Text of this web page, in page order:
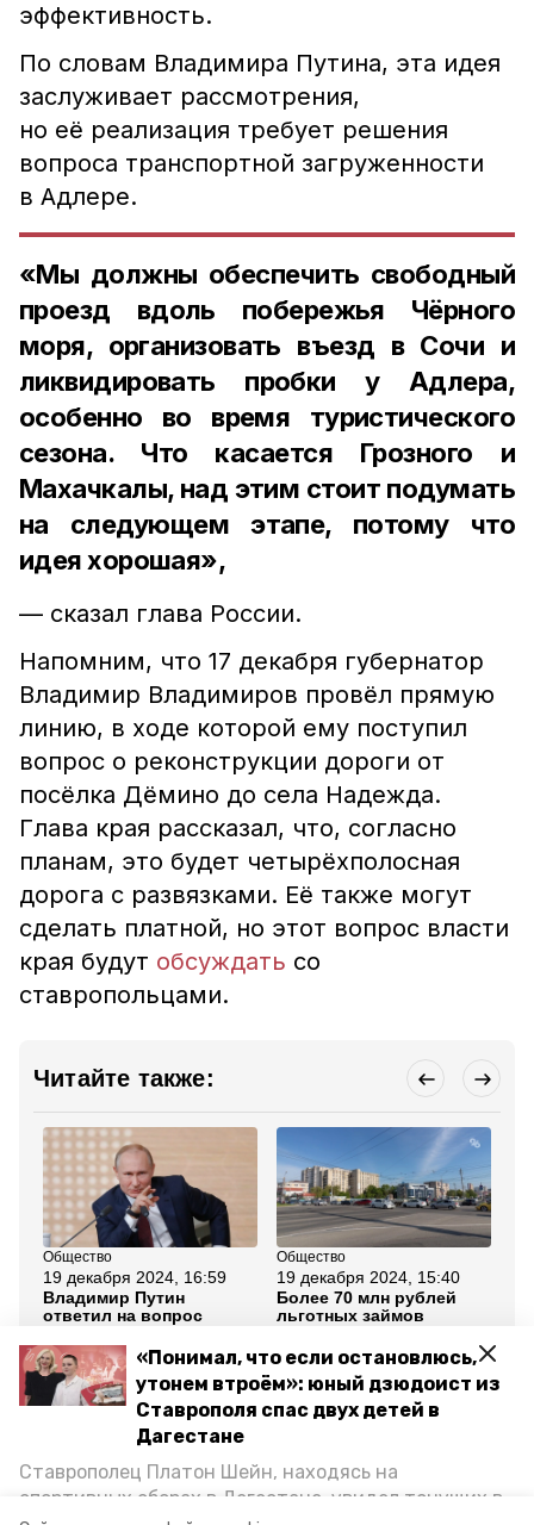
«Понимал, что если остановлюсь,
утонем втроём»: юный дзюдоист из
Ставрополя спас двух детей в
Дагестане
Ставрополец Платон Шейн, находясь на
спортивных сборах в Дегестане, увидел тонущих в
эффективность.
По словам Владимира Путина, эта идея
заслуживает рассмотрения,
но её реализация требует решения
вопроса транспортной загруженности
в Адлере.
«Мы должны обеспечить свободный
проезд вдоль побережья Чёрного
моря, организовать въезд в Сочи и
ликвидировать пробки у Адлера,
особенно во время туристического
сезона. Что касается Грозного и
Махачкалы, над этим стоит подумать
на следующем этапе, потому что
идея хорошая»,
— сказал глава России.
Напомним, что 17 декабря губернатор
Владимир Владимиров провёл прямую
линию, в ходе которой ему поступил
вопрос о реконструкции дороги от
посёлка Дёмино до села Надежда.
Глава края рассказал, что, согласно
планам, это будет четырёхполосная
дорога с развязками. Её также могут
сделать платной, но этот вопрос власти
края будут обсуждать со
ставропольцами.
Читайте также:
Общество
19 декабря 2024, 16:59
Владимир Путин
ответил на вопрос
прямой линии
Общество
19 декабря 2024, 15:40
Более 70 млн рублей
льготных займов
ставропольские
бизнесмены
Все новости
президент рф махачкала грозный